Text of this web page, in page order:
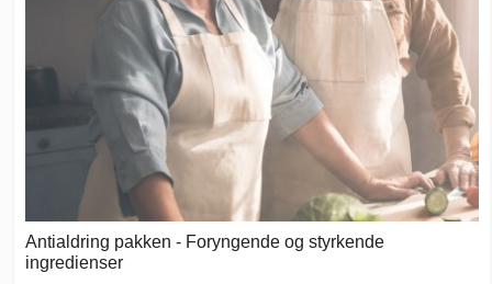
Antialdring pakken - Foryngende og styrkende
ingredienser